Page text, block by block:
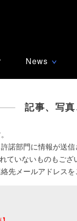
News ∨
記事、写
諾部門に情報が送
ていないものもござ
先メールアドレス